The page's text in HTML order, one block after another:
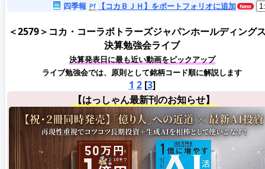
四季報 【コカＢＪＨ】をポートフォリオに追加
＜2579＞コカ・コーラボトラーズジャパンホールディング
決算勉強会ライブ
決算発表日に最も近い動画をピックアップ
ライブ勉強会では、原則として銘柄コード順に解説します
1 2[3]
【はっしゃん最新刊のお知らせ】